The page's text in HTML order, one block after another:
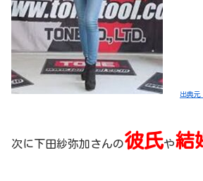
出典
次に下田紗弥加さんの彼氏や結